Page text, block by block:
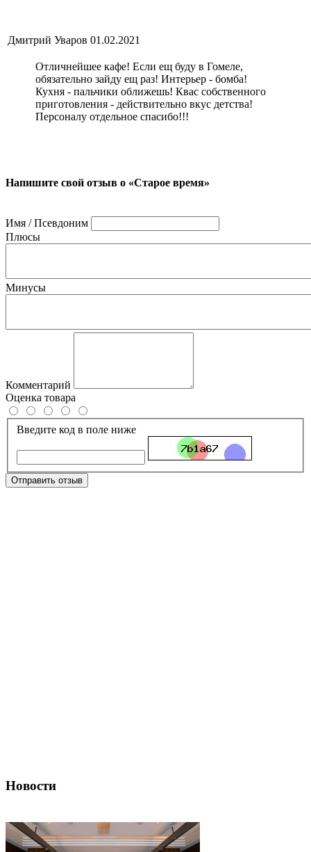
Дмитрий Уваров 01.02.2021
Отличнейшее кафе! Если ещ буду в Гомеле,
обязательно зайду ещ раз! Интерьер - бомба!
Кухня - пальчики оближешь! Квас собственного
приготовления - действительно вкус детства!
Персоналу отдельное спасибо!!!
Напишите свой отзыв о «Старое время»
Имя / Псевдоним
Плюсы
Минусы
Комментарий
Оценка товара
Введите код в поле ниже
Отправить отзыв
Новости